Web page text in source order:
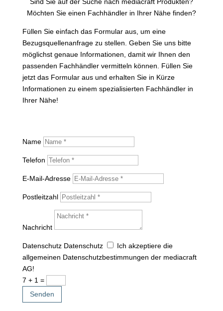
Möchten Sie einen Fachhändler in Ihrer Nähe finden?
Füllen Sie einfach das Formular aus, um eine
Bezugsquellenanfrage zu stellen. Geben Sie uns bitte
möglichst genaue Informationen, damit wir Ihnen den
passenden Fachhändler vermitteln können. Füllen Sie
jetzt das Formular aus und erhalten Sie in Kürze
Informationen zu einem spezialisierten Fachhändler in
Ihrer Nähe!
Name
Telefon
E-Mail-Adresse
Postleitzahl
Nachricht
Datenschutz Datenschutz
Ich akzeptiere die
allgemeinen Datenschutzbestimmungen der mediacraft
AG!
7 + 1 =
Senden